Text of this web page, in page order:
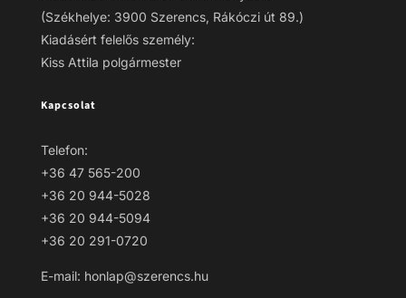
(Székhelye: 3900 Szerencs, Rákóczi út 89.)
Kiadásért felelős személy:
Kiss Attila polgármester
Kapcsolat
Telefon:
+36 47 565-200
+36 20 944-5028
+36 20 944-5094
+36 20 291-0720
E-mail: honlap@szerencs.hu